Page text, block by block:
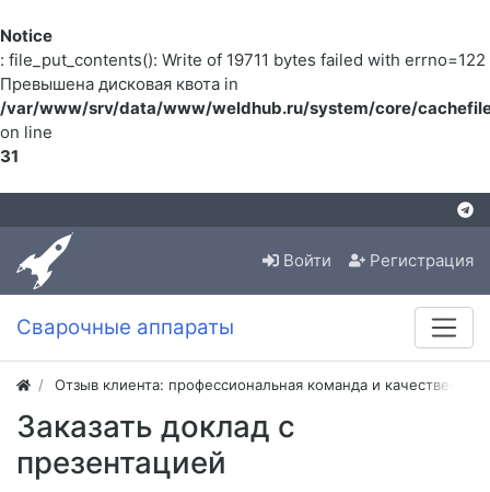
Notice
: file_put_contents(): Write of 19711 bytes failed with errno=122
Превышена дисковая квота in
/var/www/srv/data/www/weldhub.ru/system/core/
on line
31
Войти Регистрация
Сварочные аппараты
Отзыв клиента: профессиональная команда и
Заказать доклад с
презентацией